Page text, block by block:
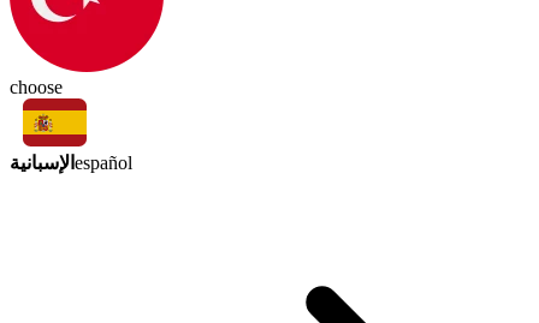
choose
الإسبانية español